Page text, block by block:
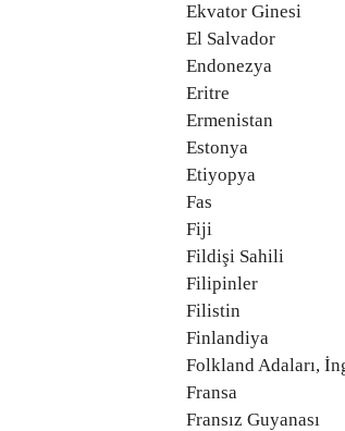
Ekvator Ginesi
El Salvador
Endonezya
Eritre
Ermenistan
Estonya
Etiyopya
Fas
Fiji
Fildişi Sahili
Filipinler
Filistin
Finlandiya
Folkland Adaları,
Fransa
Fransız Guyanası